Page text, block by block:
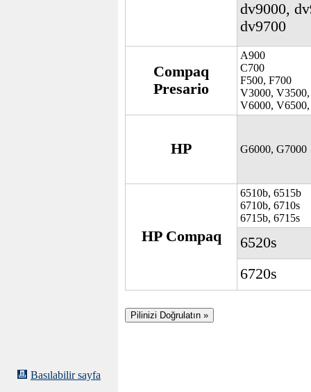
dv9000,
dv9700
Compaq
Presario
A900
C700
F500, F700
V3000,
V6000,
HP G6000, G7000
HP Compaq
6510b, 6515b
6710b, 6710s
6715b, 6715s
6520s
6720s
Basılabilir sayfa